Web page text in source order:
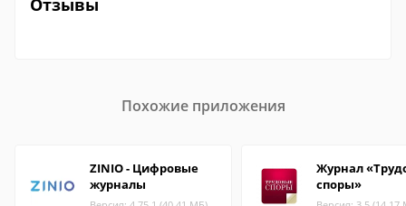
Отзывы
Похожие приложения
ZINIO - Цифровые
журналы
Журнал
споры»